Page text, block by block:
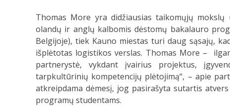
Thomas More yra didžiausias taikomųjų
olandų ir anglų kalbomis dėstomų bakalauro
Belgijoje), tiek Kauno miestas turi daug sąsajų,
išplėtotas logistikos verslas. Thomas More –
partnerystė, vykdant įvairius projektus,
tarpkultūrinių kompetencijų plėtojimą“, – apie
atkreipdama dėmesį, jog pasirašyta sutartis
programų studentams.